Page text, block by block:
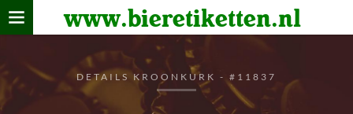
www.bieretiketten.nl
Home
De bierkaart
DETAILS KROONKURK - #11837